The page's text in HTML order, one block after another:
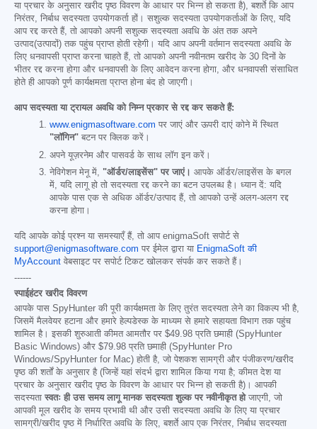
या प्रचार के अनुसार खरीद पृष्ठ विवरण के आधार पर भिन्न हो सकता है), बशर्ते कि आप
निरंतर, निर्बाध सदस्यता उपयोगकर्ता हों। सशुल्क सदस्यता उपयोगकर्ताओं के लिए, यदि
आप रद्द करते हैं, तो आपको अपनी सशुल्क सदस्यता अवधि के अंत तक अपने
उत्पाद(उत्पादों) तक पहुंच प्राप्त होती रहेगी। यदि आप अपनी वर्तमान सदस्यता अवधि के
लिए धनवापसी प्राप्त करना चाहते हैं, तो आपको अपनी नवीनतम खरीद के 30 दिनों के
भीतर रद्द करना होगा और धनवापसी के लिए आवेदन करना होगा, और धनवापसी संसाधित
होते ही आपको पूर्ण कार्यक्षमता प्राप्त होना बंद हो जाएगी।
आप सदस्यता या ट्रायल अवधि को निम्न प्रकार से रद्द कर सकते हैं:
www.enigmasoftware.com पर जाएं और ऊपरी दाएं कोने में स्थित
"लॉगिन" बटन पर क्लिक करें।
अपने यूज़रनेम और पासवर्ड के साथ लॉग इन करें।
नेविगेशन मेनू में, "ऑर्डर/लाइसेंस" पर जाएं। आपके ऑर्डर/लाइसेंस के बगल
में, यदि लागू हो तो सदस्यता रद्द करने का बटन उपलब्ध है। ध्यान दें: यदि
आपके पास एक से अधिक ऑर्डर/उत्पाद हैं, तो आपको उन्हें अलग-अलग रद्द
करना होगा।
यदि आपके कोई प्रश्न या समस्याएँ हैं, तो आप enigmaSoft सपोर्ट से
support@enigmasoftware.com पर ईमेल द्वारा या EnigmaSoft की
MyAccount वेबसाइट पर सपोर्ट टिकट खोलकर संपर्क कर सकते हैं।
------
स्पाईहंटर खरीद विवरण
आपके पास SpyHunter की पूरी कार्यक्षमता के लिए तुरंत सदस्यता लेने का विकल्प भी है,
जिसमें मैलवेयर हटाना और हमारे हेल्पडेस्क के माध्यम से हमारे सहायता विभाग तक पहुंच
शामिल है। इसकी शुरुआती कीमत आमतौर पर $49.98 प्रति छमाही (SpyHunter
Basic Windows) और $79.98 प्रति छमाही (SpyHunter Pro
Windows/SpyHunter for Mac) होती है, जो पेशकश सामग्री और पंजीकरण/खरीद
पृष्ठ की शर्तों के अनुसार है (जिन्हें यहां संदर्भ द्वारा शामिल किया गया है; कीमत देश या
प्रचार के अनुसार खरीद पृष्ठ के विवरण के आधार पर भिन्न हो सकती है)। आपकी
सदस्यता स्वतः ही उस समय लागू मानक सदस्यता शुल्क पर नवीनीकृत होजाएगी, जो
आपकी मूल खरीद के समय प्रभावी थी और उसी सदस्यता अवधि के लिए या प्रचार
सामग्री/खरीद पृष्ठ में निर्धारित अवधि के लिए, बशर्ते आप एक निरंतर, निर्बाध सदस्यता